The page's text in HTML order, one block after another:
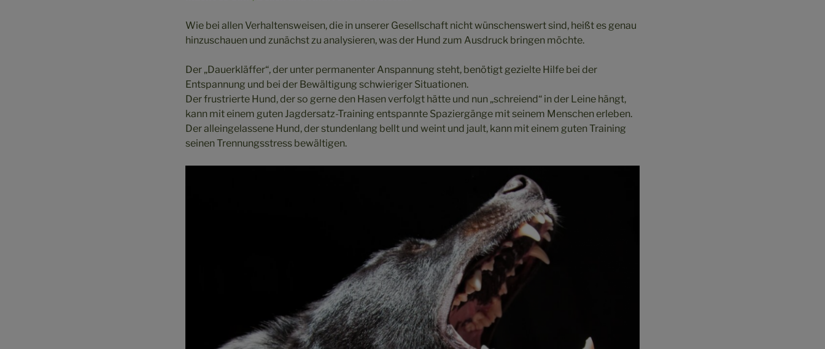
Wie bei allen Verhaltensweisen, die in unserer Gesellschaft nicht wünschenswert sind, heißt es genau
hinzuschauen und zunächst zu analysieren, was der Hund zum Ausdruck bringen möchte.
Der „Dauerkläffer“, der unter permanenter Anspannung steht, benötigt gezielte Hilfe bei der
Entspannung und bei der Bewältigung schwieriger Situationen.
Der frustrierte Hund, der so gerne den Hasen verfolgt hätte und nun „schreiend“ in der Leine hängt,
kann mit einem guten Jagdersatz-Training entspannte Spaziergänge mit seinem Menschen erleben.
Der alleingelassene Hund, der stundenlang bellt und weint und jault, kann mit einem guten Training
seinen Trennungsstress bewältigen.